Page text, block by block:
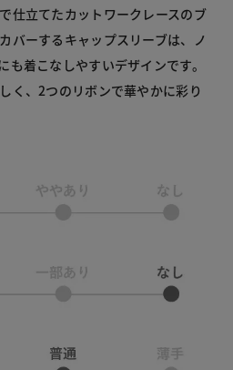
仕立てたカットワークレースのブ
バーするキャップスリーブは、ノ
も着こなしやすいデザインです。
く、2つのリボンで華やかに彩り